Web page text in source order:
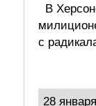
В
с
28 января